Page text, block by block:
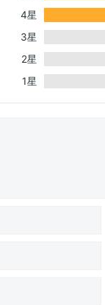
4星
3星
2星
1星